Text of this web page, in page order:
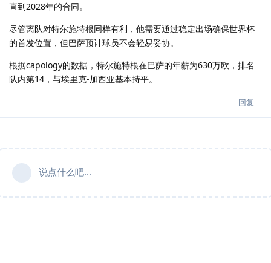
直到2028年的合同。
尽管离队对特尔施特根同样有利，他需要通过稳定出场确保世界杯
的首发位置，但巴萨预计球员不会轻易妥协。
根据capology的数据，特尔施特根在巴萨的年薪为630万欧，排名
队内第14，与埃里克-加西亚基本持平。
回复
说点什么吧...